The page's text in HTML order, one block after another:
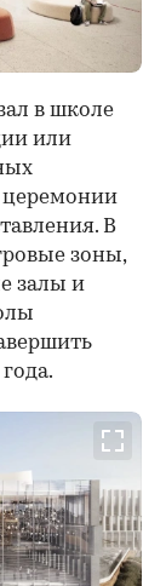
в школе
или
церемонии
В
зоны,
залы и